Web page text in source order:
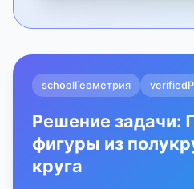
schoolГеометрия verified
Решение задачи:
фигуры из
круга